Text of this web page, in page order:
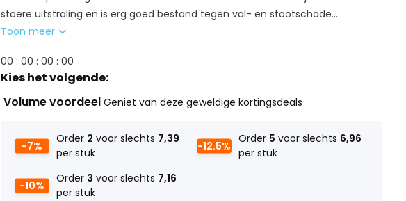
stoere uitstraling en is erg goed bestand tegen val- en stootschade....
Toon meer
00 :00 :00 :00
Kies het volgende:
Volume voordeelGeniet van deze geweldige kortingsdeals
-7%
Order 2 voor slechts 7,39
per stuk
-10%
Order 3 voor slechts 7,16
per stuk
-12.5%
Order 5 voor slechts 6,96
per stuk